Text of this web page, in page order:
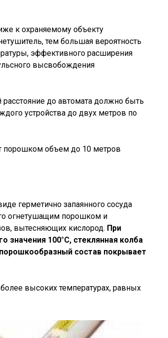
к охраняемому объекту
тем большая вероятность
эффективного расширения
высвобождения
до автомата должно быть
устройства до двух метров по
порошком объем до 10 метров
герметично запаянного сосуда
огнетушащим порошком и
вытесняющих кислород. При
значения 100°С, стеклянная колба
состав покрывает
высоких температурах, равных